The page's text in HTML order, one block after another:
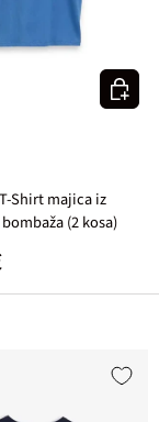
potiskana
Shirt majica iz
(2 kosa)
cena
Izberi